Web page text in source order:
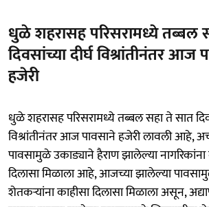
धुळे शहरासह परिसरामध्ये तब्बल
दिवसांच्या दीर्घ विश्रांतीनंतर आज
हजेरी
धुळे शहरासह परिसरामध्ये तब्बल सहा ते सात
विश्रांतीनंतर आज पावसाने हजेरी लावली आहे,
पावसामुळे उकाड्याने हैराण झालेल्या नागरिकांना
दिलासा मिळाला आहे, आजच्या झालेल्या
शेतकऱ्यांना काहीसा दिलासा मिळाला असून,